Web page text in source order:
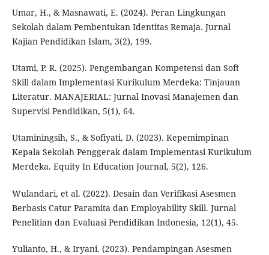
Umar, H., & Masnawati, E. (2024). Peran Lingkungan
Sekolah dalam Pembentukan Identitas Remaja. Jurnal
Kajian Pendidikan Islam, 3(2), 199.
Utami, P. R. (2025). Pengembangan Kompetensi dan Soft
Skill dalam Implementasi Kurikulum Merdeka: Tinjauan
Literatur. MANAJERIAL: Jurnal Inovasi Manajemen dan
Supervisi Pendidikan, 5(1), 64.
Utaminingsih, S., & Sofiyati, D. (2023). Kepemimpinan
Kepala Sekolah Penggerak dalam Implementasi Kurikulum
Merdeka. Equity In Education Journal, 5(2), 126.
Wulandari, et al. (2022). Desain dan Verifikasi Asesmen
Berbasis Catur Paramita dan Employability Skill. Jurnal
Penelitian dan Evaluasi Pendidikan Indonesia, 12(1), 45.
Yulianto, H., & Iryani. (2023). Pendampingan Asesmen